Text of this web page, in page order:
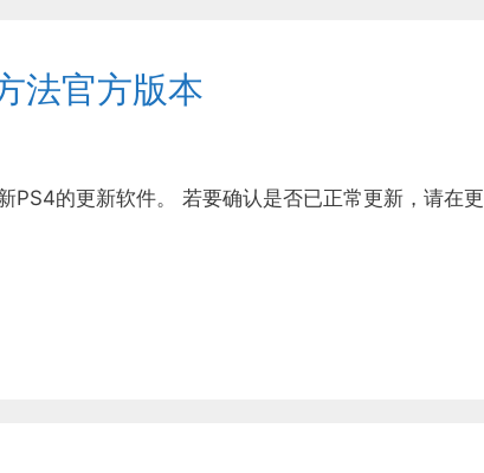
法官方版本
PS4的更新软件。 若要确认是否已正常更新，请在更